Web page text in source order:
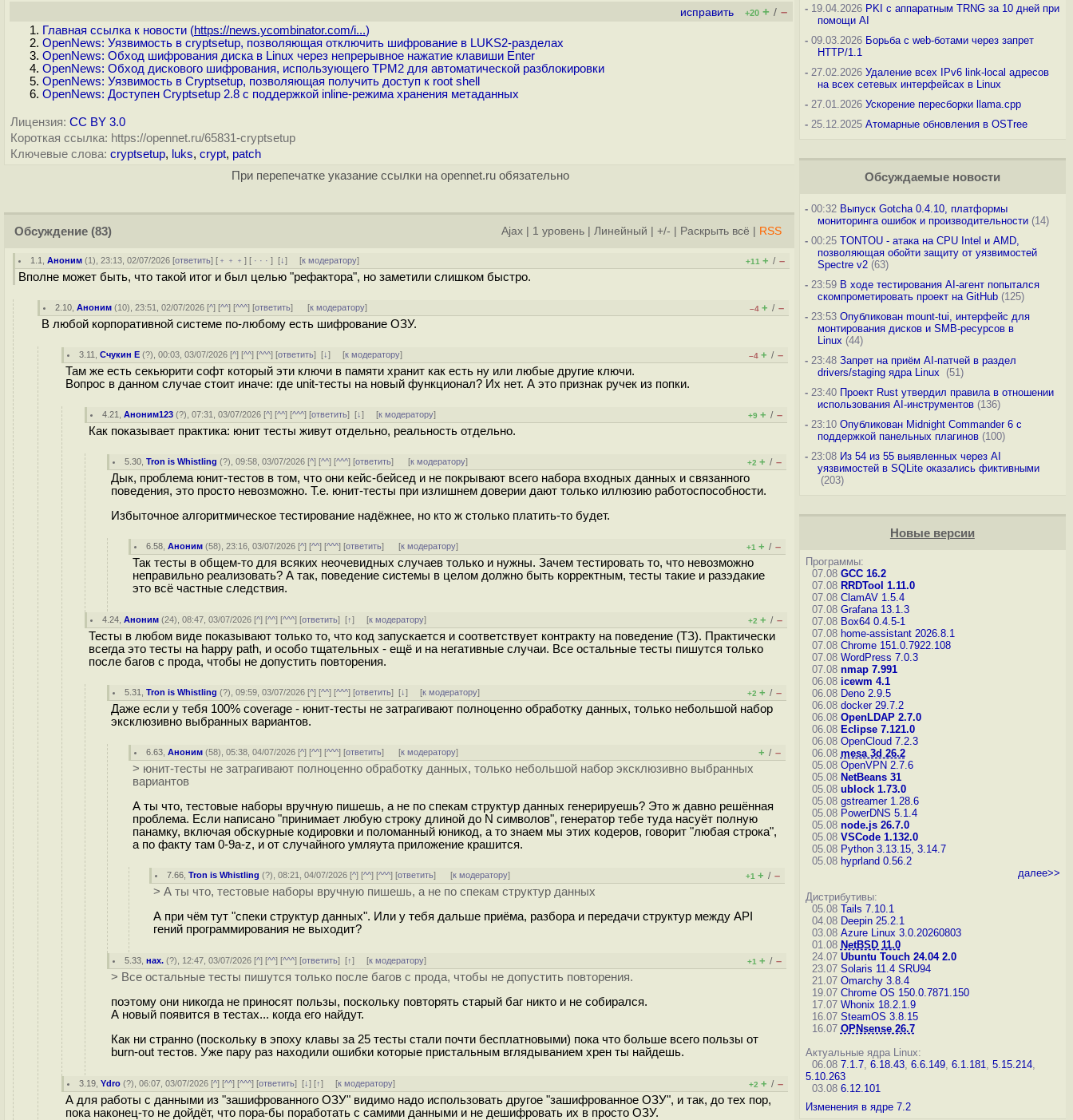
исправить +20 + / –
Главная ссылка к новости (https://news.ycombinator.com/i...)
OpenNews: Уязвимость в cryptsetup, позволяющая отключить шифрование в LUKS2-разделах
OpenNews: Обход шифрования диска в Linux через непрерывное нажатие клавиши Enter
OpenNews: Обход дискового шифрования, использующего TPM2 для автоматической разблокировки
OpenNews: Уязвимость в Cryptsetup, позволяющая получить доступ к root shell
OpenNews: Доступен Cryptsetup 2.8 с поддержкой inline-режима хранения метаданных
Лицензия: CC BY 3.0
Короткая ссылка: https://opennet.ru/65831-cryptsetup
Ключевые слова: cryptsetup, luks, crypt, patch
При перепечатке указание ссылки на opennet.ru обязательно
Обсуждение (83) Ajax 1 уровень Линейный +/- Раскрыть всё RSS
1.1 ,Аноним (1), 23:13, 02/07/2026 [ответить] [ ﹢﹢﹢] [ · · ·][↓] [к модератору] +11 + / –
Вполне может быть, что такой итог и был целью "рефактора", но заметили слишком быстро.
2.10 ,Аноним (10), 23:51, 02/07/2026 [^] [^^] [^^^] [ответить] [к модератору] –4 + / –
В любой корпоративной системе по-любому есть шифрование ОЗУ.
3.11 ,Счукин Е (?), 00:03, 03/07/2026 [^] [^^] [^^^] [ответить][↓] [к модератору] –4 + / –
Там же есть секьюрити софт который эти ключи в памяти хранит как есть ну или любые другие ключи.
Вопрос в данном случае стоит иначе: где unit-тесты на новый функционал? Их нет. А это признак ручек из попки.
4.21 ,Аноним123 (?), 07:31, 03/07/2026 [^] [^^] [^^^] [ответить][↓] [к модератору] +9 + / –
Как показывает практика: юнит тесты живут отдельно, реальность отдельно.
5.30 ,Tron is Whistling (?), 09:58, 03/07/2026 [^] [^^] [^^^] [ответить] [к модератору] +2 + / –
Дык, проблема юнит-тестов в том, что они кейс-бейсед и не покрывают всего набора входных данных и связанного
поведения, это просто невозможно. Т.е. юнит-тесты при излишнем доверии дают только иллюзию работоспособности.
Избыточное алгоритмическое тестирование надёжнее, но кто ж столько платить-то будет.
6.58 ,Аноним (58), 23:16, 03/07/2026 [^] [^^] [^^^] [ответить] [к модератору] +1 + / –
Так тесты в общем-то для всяких неочевидных случаев только и нужны. Зачем тестировать то, что невозможно
неправильно реализовать? А так, поведение системы в целом должно быть корректным, тесты такие и разэдакие
это всё частные следствия.
4.24 ,Аноним (24), 08:47, 03/07/2026 [^] [^^] [^^^] [ответить][↑] [к модератору] +2 + / –
Тесты в любом виде показывают только то, что код запускается и соответствует контракту на поведение (ТЗ). Практически
всегда это тесты на happy path, и особо тщательных - ещё и на негативные случаи. Все остальные тесты пишутся только
после багов с прода, чтобы не допустить повторения.
5.31 ,Tron is Whistling (?), 09:59, 03/07/2026 [^] [^^] [^^^] [ответить][↓] [к модератору] +2 + / –
Даже если у тебя 100% coverage - юнит-тесты не затрагивают полноценно обработку данных, только небольшой набор
эксклюзивно выбранных вариантов.
6.63 ,Аноним (58), 05:38, 04/07/2026 [^] [^^] [^^^] [ответить] [к модератору] + / –
> юнит-тесты не затрагивают полноценно обработку данных, только небольшой набор эксклюзивно выбранных
вариантов
А ты что, тестовые наборы вручную пишешь, а не по спекам структур данных генерируешь? Это ж давно решённая
проблема. Если написано "принимает любую строку длиной до N символов", генератор тебе туда насуёт полную
панамку, включая обскурные кодировки и поломанный юникод, а то знаем мы этих кодеров, говорит "любая строка",
а по факту там 0-9a-z, и от случайного умляута приложение крашится.
7.66 ,Tron is Whistling (?), 08:21, 04/07/2026 [^] [^^] [^^^] [ответить] [к модератору] +1 + / –
> А ты что, тестовые наборы вручную пишешь, а не по спекам структур данных
А при чём тут "спеки структур данных". Или у тебя дальше приёма, разбора и передачи структур между API
гений программирования не выходит?
5.33 ,нах. (?), 12:47, 03/07/2026 [^] [^^] [^^^] [ответить][↑] [к модератору] +1 + / –
> Все остальные тесты пишутся только после багов с прода, чтобы не допустить повторения.
поэтому они никогда не приносят пользы, поскольку повторять старый баг никто и не собирался.
А новый появится в тестах... когда его найдут.
Как ни странно (поскольку в эпоху клавы за 25 тесты стали почти бесплатновыми) пока что больше всего пользы от
burn-out тестов. Уже пару раз находили ошибки которые пристальным вглядыванием хрен ты найдешь.
3.19 ,Ydro (?), 06:07, 03/07/2026 [^] [^^] [^^^] [ответить][↓] [↑] [к модератору] +2 + / –
А для работы с данными из "зашифрованного ОЗУ" видимо надо использовать другое "зашифрованное ОЗУ", и так, до тех пор,
пока наконец-то не дойдёт, что пора-бы поработать с самими данными и не дешифровать их в просто ОЗУ.
-19.04.2026 PKI с аппаратным TRNG за 10 дней при
помощи AI
-09.03.2026 Борьба с web-ботами через запрет
HTTP/1.1
-27.02.2026 Удаление всех IPv6 link-local адресов
на всех сетевых интерфейсах в Linux
-27.01.2026 Ускорение пересборки llama.cpp
-25.12.2025 Атомарные обновления в OSTree
Обсуждаемые новости
-00:32 Выпуск Gotcha 0.4.10, платформы
мониторинга ошибок и производительности(14)
-00:25 TONTOU - атака на CPU Intel и AMD,
позволяющая обойти защиту от уязвимостей
Spectre v2(63)
-23:59 В ходе тестирования AI-агент попытался
скомпрометировать проект на GitHub(125)
-23:53 Опубликован mount-tui, интерфейс для
монтирования дисков и SMB-ресурсов в
Linux (44)
-23:48 Запрет на приём AI-патчей в раздел
drivers/staging ядра Linux
(51)
-23:40 Проект Rust утвердил правила в отношении
использования AI-инструментов(136)
-23:10 Опубликован Midnight Commander 6 c
поддержкой панельных плагинов(100)
-23:08 Из 54 из 55 выявленных через AI
уязвимостей в SQLite оказались фиктивными
(203)
Новые версии
Программы:
07.08 GCC 16.2
07.08 RRDTool 1.11.0
07.08 ClamAV 1.5.4
07.08 Grafana 13.1.3
07.08 Box64 0.4.5-1
07.08 home-assistant 2026.8.1
07.08 Chrome 151.0.7922.108
07.08 WordPress 7.0.3
07.08 nmap 7.991
06.08 icewm 4.1
06.08 Deno 2.9.5
06.08 docker 29.7.2
06.08 OpenLDAP 2.7.0
06.08 Eclipse 7.121.0
06.08 OpenCloud 7.2.3
06.08 mesa 3d 26.2
05.08 OpenVPN 2.7.6
05.08 NetBeans 31
05.08 ublock 1.73.0
05.08 gstreamer 1.28.6
05.08 PowerDNS 5.1.4
05.08 node.js 26.7.0
05.08 VSCode 1.132.0
05.08 Python 3.13.15, 3.14.7
05.08 hyprland 0.56.2
далее>>
Дистрибутивы:
05.08 Tails 7.10.1
04.08 Deepin 25.2.1
03.08 Azure Linux 3.0.20260803
01.08 NetBSD 11.0
24.07 Ubuntu Touch 24.04 2.0
23.07 Solaris 11.4 SRU94
21.07 Omarchy 3.8.4
19.07 Chrome OS 150.0.7871.150
17.07 Whonix 18.2.1.9
16.07 SteamOS 3.8.15
16.07 OPNsense 26.7
Актуальные ядра Linux:
06.08 7.1.7, 6.18.43, 6.6.149, 6.1.181, 5.15.214,
5.10.263
03.08 6.12.101
Изменения в ядре 7.2